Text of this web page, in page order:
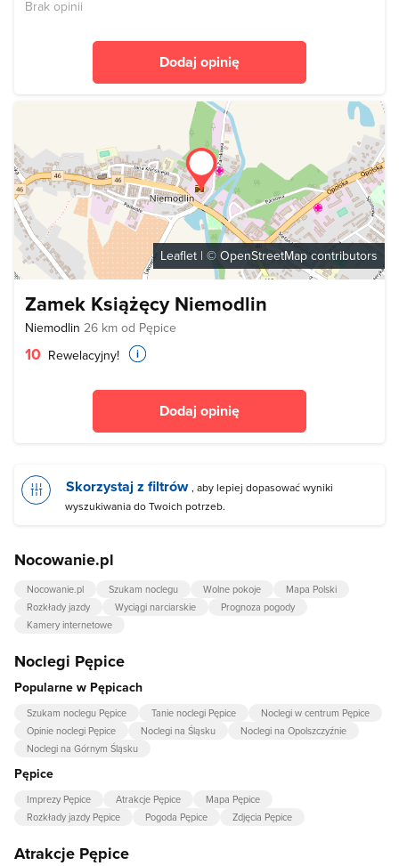
Brak opinii
Dodaj opinię
Leaflet | © OpenStreetMap contributors
Zamek Książęcy Niemodlin
Niemodlin 26 km od Pępice
10 Rewelacyjny!
Dodaj opinię
Skorzystaj z filtrów , aby lepiej dopasować wyniki
wyszukiwania do Twoich potrzeb.
Nocowanie.pl
Nocowanie.pl Szukam noclegu Wolne pokoje
Mapa Polski
Rozkłady jazdy
Wyciągi narciarskie
Prognoza pogody
Kamery internetowe
Noclegi Pępice
Popularne w Pępicach
Szukam noclegu Pępice Tanie noclegi Pępice
Noclegi w centrum Pępice
Opinie noclegi Pępice
Noclegi na Śląsku
Noclegi na Opolszczyźnie
Noclegi na Górnym Śląsku
Pępice
Imprezy Pępice Atrakcje Pępice
Mapa Pępice
Rozkłady jazdy Pępice
Pogoda Pępice Zdjęcia Pępice
Atrakcje Pępice